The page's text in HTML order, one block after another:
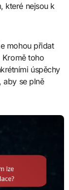
které nejsou k
mohou přidat
Kromě toho
úspěchy
aby se plně